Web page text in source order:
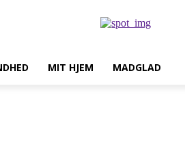
MIT HJEM MADGLAD